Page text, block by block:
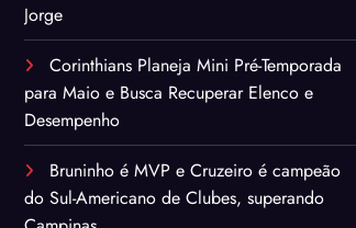
Jorge
Corinthians Planeja Mini Pré-Temporada
para Maio e Busca Recuperar Elenco e
Desempenho
Bruninho é MVP e Cruzeiro é campeão
do Sul-Americano de Clubes, superando